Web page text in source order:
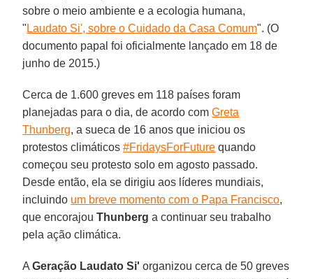
sobre o meio ambiente e a ecologia humana,
" Laudato Si', sobre o Cuidado da Casa Comum". (O
documento papal foi oficialmente lançado em 18 de
junho de 2015.)
Cerca de 1.600 greves em 118 países foram
planejadas para o dia, de acordo comGreta
Thunberg, a sueca de 16 anos que iniciou os
protestos climáticos#FridaysForFuture quando
começou seu protesto solo em agosto passado.
Desde então, ela se dirigiu aos líderes mundiais,
incluindo um breve momento com o Papa Francisco,
que encorajouThunberg a continuar seu trabalho
pela ação climática.
AGeração Laudato Si' organizou cerca de 50 greves